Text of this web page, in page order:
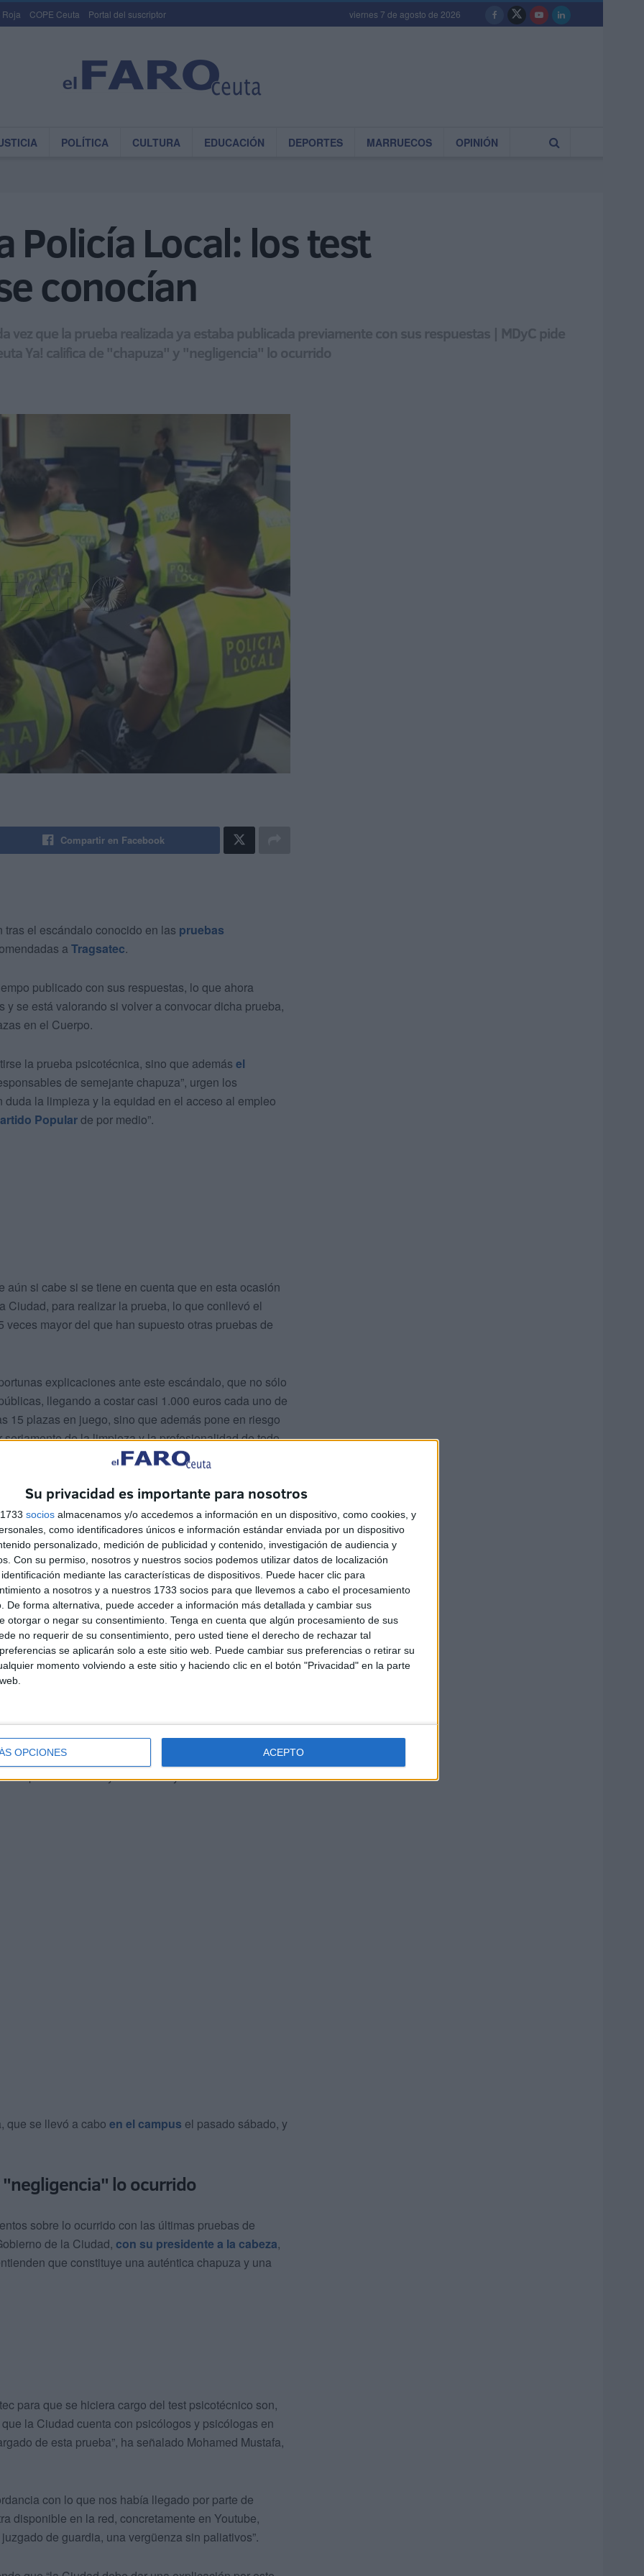
Su privacidad es importante para nosotros
socios almacenamos y/o accedemos a información en un dispositivo, como cookies, y
como identificadores únicos e información estándar enviada por un dispositivo
personalizado, medición de publicidad y contenido, investigación de audiencia y
Con su permiso, nosotros y nuestros socios podemos utilizar datos de localización
mediante las características de dispositivos. Puede hacer clic para
a nosotros y a nuestros 1733 socios para que llevemos a cabo el procesamiento
De forma alternativa, puede acceder a información más detallada y cambiar sus
otorgar o negar su consentimiento. Tenga en cuenta que algún procesamiento de sus
no requerir de su consentimiento, pero usted tiene el derecho de rechazar tal
se aplicarán solo a este sitio web. Puede cambiar sus preferencias o retirar su
momento volviendo a este sitio y haciendo clic en el botón "Privacidad" en la parte
OPCIONES ACEPTO
Roja COPE Ceuta Portal del suscriptor viernes 7 de agosto de 2026
POLÍTICA CULTURA EDUCACIÓN DEPORTES MARRUECOS OPINIÓN
Policía Local: los test
conocían
vez que la prueba realizada ya estaba publicada previamente con sus respuestas | MDyC pide
Ya! califica de "chapuza" y "negligencia" lo ocurrido
Compartir en Facebook
el escándalo conocido en las pruebas
a Tragsatec.
publicado con sus respuestas, lo que ahora
se está valorando si volver a convocar dicha prueba,
en el Cuerpo.
la prueba psicotécnica, sino que además el
de semejante chapuza”, urgen los
la limpieza y la equidad en el acceso al empleo
Popularde por medio”.
si cabe si se tiene en cuenta que en esta ocasión
Ciudad, para realizar la prueba, lo que conllevó el
mayor del que han supuesto otras pruebas de
explicaciones ante este escándalo, que no sólo
llegando a costar casi 1.000 euros cada uno de
15 plazas en juego, sino que además pone en riesgo
de la limpieza y la profesionalidad de todo
cuesta creer que nadie de los que acudió a esas
hecho públicas con anterioridad.
psicotécnica
MDyC
de exámenes a la Policía Local" exigiendo de
consejero, Alberto Gaitán, que traslade al tribunal lo
psicotécnica cuyo resultado ya era conocido de
que se llevó a cabo en el campus el pasado sábado, y
"negligencia" lo ocurrido
sobre lo ocurrido con las últimas pruebas de
de la Ciudad, con su presidente a la cabeza,
que constituye una auténtica chapuza y una
para que se hiciera cargo del test psicotécnico son,
la Ciudad cuenta con psicólogos y psicólogas en
de esta prueba”, ha señalado Mohamed Mustafa,
con lo que nos había llegado por parte de
disponible en la red, concretamente en Youtube,
de guardia, una vergüenza sin paliativos”.